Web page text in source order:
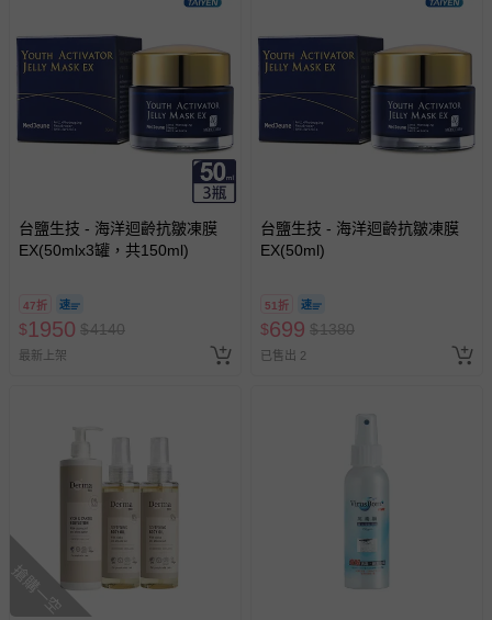
台鹽生技 - 海洋迴齡抗皺凍膜
EX(50mlx3罐，共150ml)
47折
$1950 $4140
最新上架
台鹽生技 - 海洋迴齡抗皺凍膜
EX(50ml)
51折
$699 $1380
已售出 2
搶購一空